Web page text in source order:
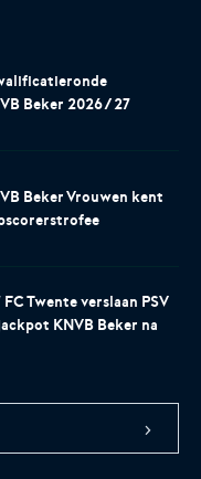
Beker 2026/27
Beker Vrouwen kent
Twente verslaan PSV
KNVB Beker na